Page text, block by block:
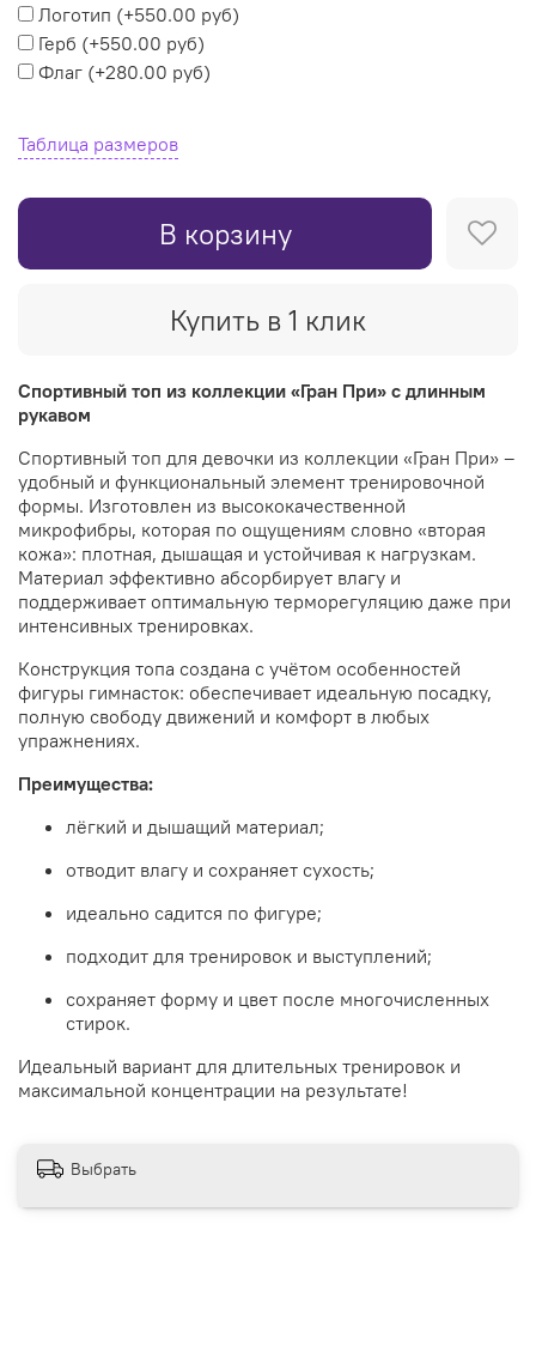
Таблица размеров
В корзину
Купить в 1 клик
Логотип (+550.00 руб)
Герб (+550.00 руб)
Флаг (+280.00 руб)
Спортивный топ из коллекции «Гран При» с длинным
рукавом
Спортивный топ для девочки из коллекции «Гран При» –
удобный и функциональный элемент тренировочной
формы. Изготовлен из высококачественной
микрофибры, которая по ощущениям словно «вторая
кожа»: плотная, дышащая и устойчивая к нагрузкам.
Материал эффективно абсорбирует влагу и
поддерживает оптимальную терморегуляцию даже при
интенсивных тренировках.
Конструкция топа создана с учётом особенностей
фигуры гимнасток: обеспечивает идеальную посадку,
полную свободу движений и комфорт в любых
упражнениях.
Преимущества:
лёгкий и дышащий материал;
отводит влагу и сохраняет сухость;
идеально садится по фигуре;
подходит для тренировок и выступлений;
сохраняет форму и цвет после многочисленных
стирок.
Идеальный вариант для длительных тренировок и
максимальной концентрации на результате!
Выбрать